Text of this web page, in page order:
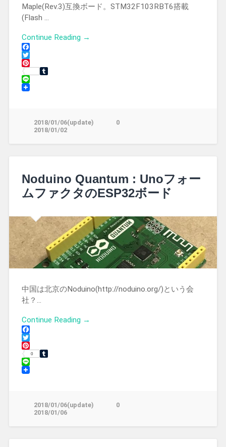
Maple(Rev.3)互換ボード。STM32F103RBT6搭載
(Flash …
Continue Reading →
Facebook
Twitter
Pinterest
Tumblr
Line
2018/01/06(update)
2018/01/02
0
Noduino Quantum : Unoフォー
ムファクタのESP32ボード
中国は北京のNoduino(http://noduino.org/)という会
社？…
Continue Reading →
Facebook
Twitter
Pinterest
0
Tumblr
Line
2018/01/06(update)
2018/01/06
0